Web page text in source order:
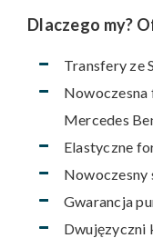
Dlaczego my?
Transfery ze
Nowoczesna
Mercedes
Elastyczne
Nowoczesny
Gwarancja
Dwujęzyczni